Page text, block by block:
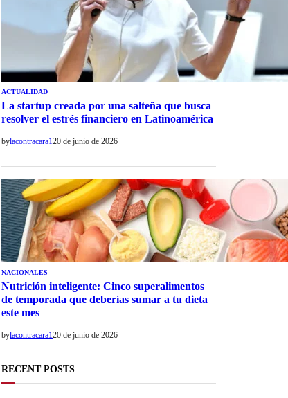
ACTUALIDAD
La startup creada por una salteña que busca
resolver el estrés financiero en Latinoamérica
bylacontracara120 de junio de 2026
NACIONALES
Nutrición inteligente: Cinco superalimentos
de temporada que deberías sumar a tu dieta
este mes
bylacontracara120 de junio de 2026
RECENT POSTS